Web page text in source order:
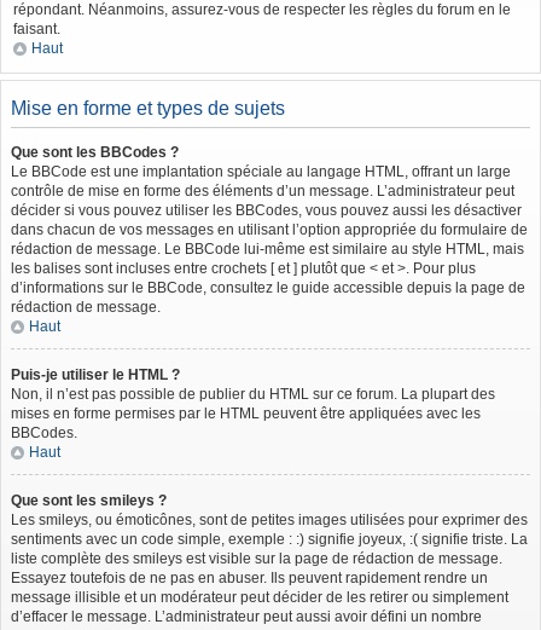
répondant. Néanmoins, assurez-vous de respecter les règles du forum en le
faisant.
Haut
Mise en forme et types de sujets
Que sont les BBCodes ?
Le BBCode est une implantation spéciale au langage HTML, offrant un large
contrôle de mise en forme des éléments d’un message. L’administrateur peut
décider si vous pouvez utiliser les BBCodes, vous pouvez aussi les désactiver
dans chacun de vos messages en utilisant l’option appropriée du formulaire de
rédaction de message. Le BBCode lui-même est similaire au style HTML, mais
les balises sont incluses entre crochets [ et ] plutôt que < et >. Pour plus
d’informations sur le BBCode, consultez le guide accessible depuis la page de
rédaction de message.
Haut
Puis-je utiliser le HTML ?
Non, il n’est pas possible de publier du HTML sur ce forum. La plupart des
mises en forme permises par le HTML peuvent être appliquées avec les
BBCodes.
Haut
Que sont les smileys ?
Les smileys, ou émoticônes, sont de petites images utilisées pour exprimer des
sentiments avec un code simple, exemple : :) signifie joyeux, :( signifie triste. La
liste complète des smileys est visible sur la page de rédaction de message.
Essayez toutefois de ne pas en abuser. Ils peuvent rapidement rendre un
message illisible et un modérateur peut décider de les retirer ou simplement
d’effacer le message. L’administrateur peut aussi avoir défini un nombre